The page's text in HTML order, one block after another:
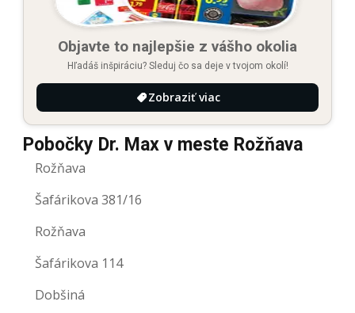
Objavte to najlepšie z vášho okolia
Hľadáš inšpiráciu? Sleduj čo sa deje v tvojom okolí!
Zobraziť viac
Pobočky Dr. Max v meste Rožňava
Rožňava
Šafárikova 381/16
Rožňava
Šafárikova 114
Dobšiná